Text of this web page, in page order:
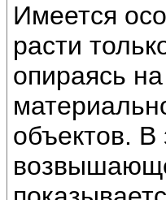
Имеется
расти
опираясь
объектов. В